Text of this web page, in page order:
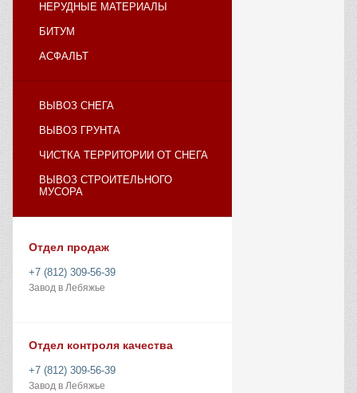
НЕРУДНЫЕ МАТЕРИАЛЫ
БИТУМ
АСФАЛЬТ
ВЫВОЗ СНЕГА
ВЫВОЗ ГРУНТА
ЧИСТКА ТЕРРИТОРИИ ОТ СНЕГА
ВЫВОЗ СТРОИТЕЛЬНОГО
МУСОРА
Отдел продаж
+7 (812) 309-56-39
Завод в Лебяжье
Отдел контроля качества
+7 (812) 309-56-39
Завод в Лебяжье